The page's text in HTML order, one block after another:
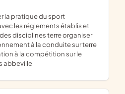
les réglements établis et
disciplines terre organiser
à la conduite sur terre
à la compétition sur le
abbeville